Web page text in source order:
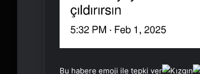
Bu habere emoji ile tepki ver